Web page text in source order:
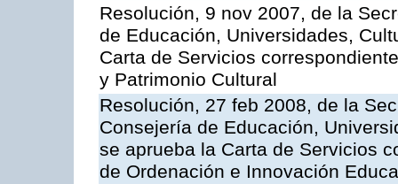
Resolución, 9 nov 2007, de la
de Educación, Universidades,
Carta de Servicios
y Patrimonio Cultural
Resolución, 27 feb 2008, de la
Consejería de Educación,
se aprueba la Carta de Servicios
de Ordenación e Innovación